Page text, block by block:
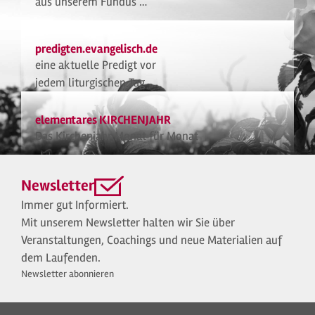
predigten.evangelisch.de
eine aktuelle Predigt vor
jedem liturgischen Tag
elementares KIRCHENJAHR
Das Kirchenjahr Monat für Monat
Newsletter
Immer gut Informiert.
Mit unserem Newsletter halten wir Sie über
Veranstaltungen, Coachings und neue Materialien auf
dem Laufenden.
Newsletter abonnieren